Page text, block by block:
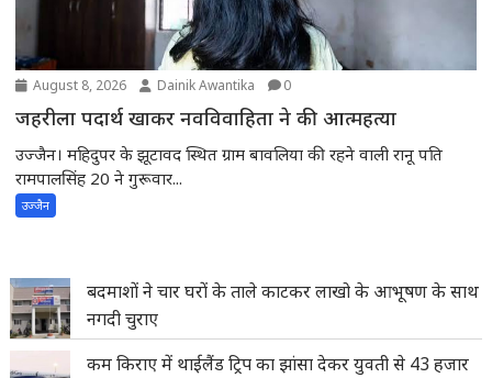
August 8, 2026 Dainik Awantika 0
जहरीला पदार्थ खाकर नवविवाहिता ने की आत्महत्या
उज्जैन। महिदुपर के झूटावद स्थित ग्राम बावलिया की रहने वाली रानू पति
रामपालसिंह 20 ने गुरूवार...
उज्जैन
बदमाशों ने चार घरों के ताले काटकर लाखो के आभूषण के साथ
नगदी चुराए
कम किराए में थाईलैंड ट्रिप का झांसा देकर युवती से 43 हजार